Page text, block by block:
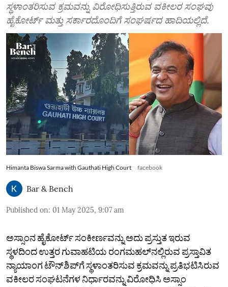
ಸ್ಥಳಾಂತರಿಸುವ ಕ್ರಮವನ್ನು ವಿರೋಧಿಸುತ್ತಿರುವ ವಕೀಲರ ಸಂಘವು
ಹೈಕೋರ್ಟ್‌ ಮತ್ತು ಸರ್ಕಾರದೊಂದಿಗೆ ಸಂಘರ್ಷದ ಹಾದಿಯಲ್ಲಿದೆ.
Himanta Biswa Sarma with Gauthati High Court facebook
Bar & Bench
Published on: 01 May 2025, 9:07 am
ಅಸ್ಸಾಂನ ಹೈಕೋರ್ಟ್ ಸಂಕೀರ್ಣವನ್ನು ಅದು ಪ್ರಸ್ತುತ ಇರುವ
ಸ್ಥಳದಿಂದ ಉತ್ತರ ಗುವಾಹಟಿಯ ರಂಗಮಹಲ್‌ನಲ್ಲಿರುವ ಪ್ರಸ್ತಾವಿತ
ನ್ಯಾಯಾಂಗ ಟೌನ್‌ಶಿಪ್‌ಗೆ ಸ್ಥಳಾಂತರಿಸುವ ಕ್ರಮವನ್ನು ಪ್ರತಿಭಟಿಸಿರುವ
ವಕೀಲರ ಸಂಘಟನೆಗಳ ನಿರ್ಧಾರವನ್ನು ವಿರೋಧಿಸಿ ಅಸ್ಸಾಂ